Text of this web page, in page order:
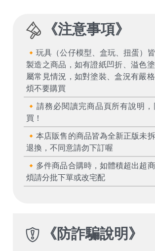
《注意事項》
🔸玩具（公仔模型、盒玩、扭蛋）
製造之商品，如有證紙凹折、溢色
屬常見情況，如對塗裝、盒況有嚴
煩不要購買
🔸請務必閱讀完商品頁所有說明
買！
🔸本店販售的商品皆為全新正版未
退換，不同意請勿下訂喔
🔸多件商品合購時，如體積超出超
煩請分批下單或改宅配
《防詐騙說明》